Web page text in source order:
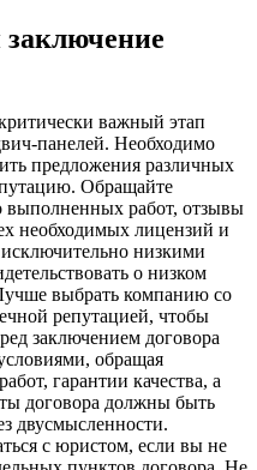
важный этап
панелей. Необходимо
предложения различных
Обращайте
работ, отзывы
необходимых лицензий и
низкими
о низком
выбрать компанию со
репутацией, чтобы
заключением договора
обращая
гарантии качества, а
договора должны быть
двусмысленности.
с юристом, если вы не